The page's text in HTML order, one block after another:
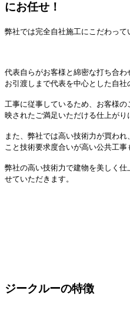
にお任せ！
弊社では完全自社施工にこだわって
代表自らがお客様と綿密な打ち合わ
お引渡しまで代表を中心とした自
工事に従事しているため、お客様
映されたご満足いただける仕上がり
また、弊社では高い技術力が買わ
こと技術要求度合いが高い公共工事
弊社の高い技術力で建物を美しく
せていただきます。
ジークルーの特徴